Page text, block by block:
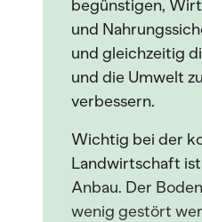
begünstigen,
und
und gleichzeitig
und die Umwelt
verbessern.
Wichtig bei der
Landwirtschaft
Anbau. Der
wenig gestört